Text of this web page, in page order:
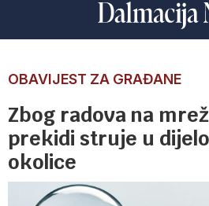
OBAVIJEST ZA GRAĐANE
Zbog radova na
prekidi struje u
okolice